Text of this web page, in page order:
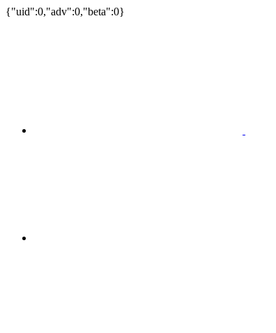
{"uid":0,"adv":0,"beta":0}